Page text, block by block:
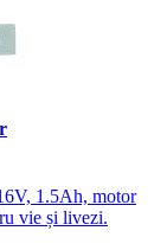
1.5Ah, motor
vie și livezi.